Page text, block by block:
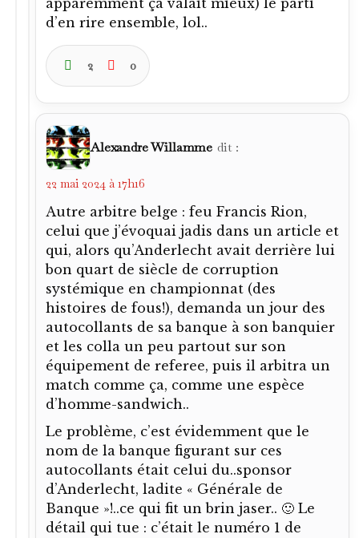
apparemment ça valait mieux) le parti
d’en rire ensemble, lol..
2 0
Alexandre Willamme dit :
22 mai 2024 à 17h16
Autre arbitre belge : feu Francis Rion,
celui que j’évoquai jadis dans un article et
qui, alors qu’Anderlecht avait derrière lui
bon quart de siècle de corruption
systémique en championnat (des
histoires de fous!), demanda un jour des
autocollants de sa banque à son banquier
et les colla un peu partout sur son
équipement de referee, puis il arbitra un
match comme ça, comme une espèce
d’homme-sandwich..
Le problème, c’est évidemment que le
nom de la banque figurant sur ces
autocollants était celui du..sponsor
d’Anderlecht, ladite « Générale de
Banque »!..ce qui fit un brin jaser.. 🙂 Le
détail qui tue : c’était le numéro 1 de